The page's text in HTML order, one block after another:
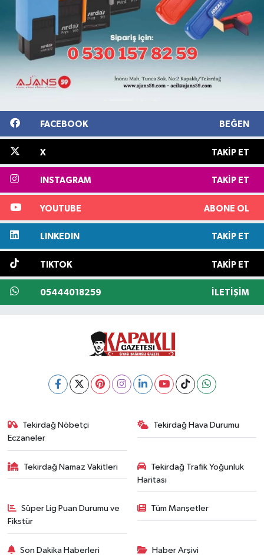
FACEBOOK BEĞEN
X TAKIP ET
INSTAGRAM TAKIP ET
YOUTUBE ABONE OL
LINKEDIN TAKIP ET
TIKTOK TAKIP ET
05444018259 İLETIŞIM
Tekirdağ Nöbetçi
Eczaneler
Tekirdağ Hava Durumu
Tekirdağ Namaz Vakitleri
Tekirdağ Trafik Yoğunluk
Haritası
Süper Lig Puan Durumu ve
Fikstür
Tüm Manşetler
Son Dakika Haberleri Haber Arşivi